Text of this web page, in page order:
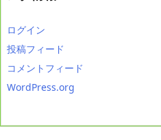
ログイン
投稿フィード
コメントフィード
WordPress.org